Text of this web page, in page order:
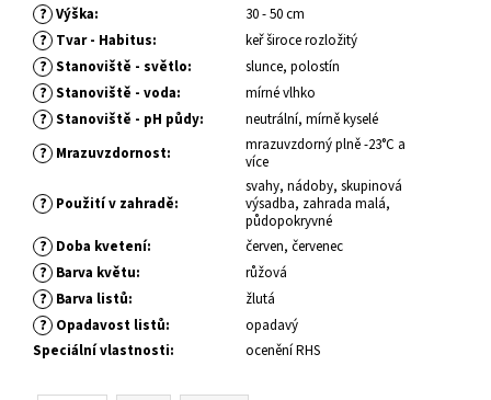
? Výška: 30 - 50 cm
? Tvar - Habitus: keř široce rozložitý
? Stanoviště - světlo: slunce, polostín
? Stanoviště - voda: mírné vlhko
? Stanoviště - pH půdy: neutrální, mírně kyselé
? Mrazuvzdornost:
mrazuvzdorný plně -23°C a
více
? Použití v zahradě:
svahy, nádoby, skupinová
výsadba, zahrada malá,
půdopokryvné
? Doba kvetení: červen, červenec
? Barva květu: růžová
? Barva listů: žlutá
? Opadavost listů:
opadavý
Speciální vlastnosti: ocenění RHS
PHLOX
PANICULATA
YOUNIQUE
RED
PLAMENKA
LATNATÁ
Kč